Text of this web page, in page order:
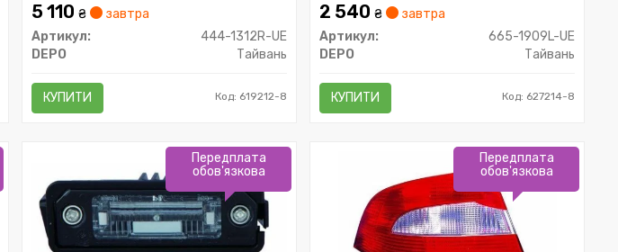
5 110₴
завтра
Артикул:
444-1312R-UE
DEPO
Тайвань
КУПИТИ Код: 619212-8
2 540₴
завтра
Артикул:
665-1909L-UE
DEPO
Тайвань
КУПИТИ Код: 627214-8
Передплата
обов'язкова
Передплата
обов'язкова